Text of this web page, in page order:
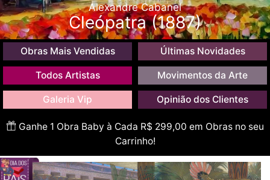
Alexandre Cabanel
Cleópatra (1887)
Obras Mais Vendidas Últimas Novidades
Todos Artistas Movimentos da Arte
Galeria Vip Opinião dos Clientes
Ganhe 1 Obra Baby à Cada R$ 299,00 em Obras no seu
Carrinho!